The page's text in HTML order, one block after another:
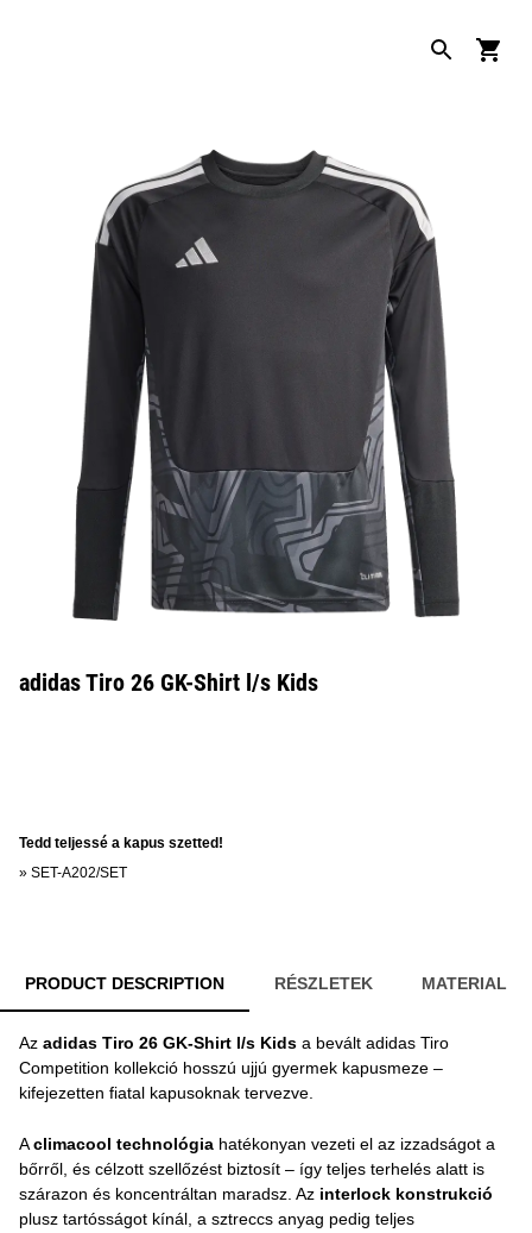
adidas Tiro 26 GK-Shirt l/s Kids
Tedd teljessé a kapus szetted!
» SET-A202/SET
PRODUCT DESCRIPTION RÉSZLETEK MATERIAL
Az adidas Tiro 26 GK-Shirt l/s Kids a bevált adidas Tiro
Competition kollekció hosszú ujjú gyermek kapusmeze –
kifejezetten fiatal kapusoknak tervezve.
Aclimacool technológia hatékonyan vezeti el az izzadságot a
bőrről, és célzott szellőzést biztosít – így teljes terhelés alatt is
szárazon és koncentráltan maradsz. Az interlock konstrukció
plusz tartósságot kínál, a sztreccs anyag pedig teljes